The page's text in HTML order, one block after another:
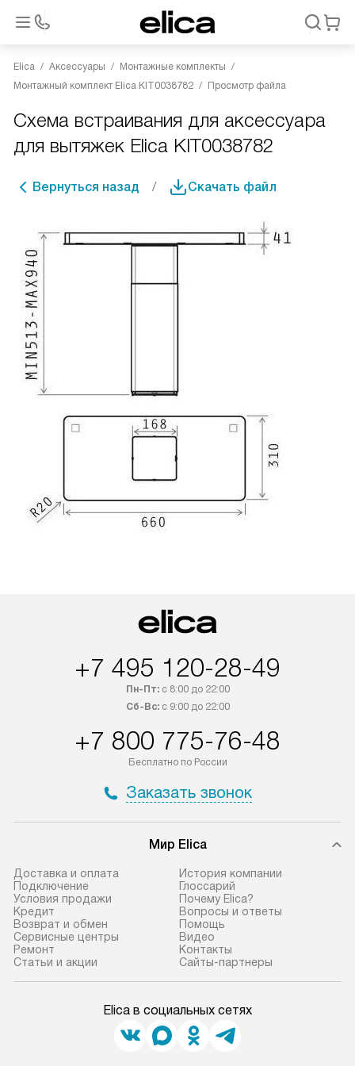
Elica Аксессуары
Монтажные комплекты
Монтажный комплект Elica KIT0038782
Просмотр файла
Схема встраивания для аксессуара
для вытяжек Elica KIT0038782
Вернуться назад Скачать файл
+7 495 120-28-49
Пн-Пт:с 8:00 до 22:00
Сб-Вс:с 9:00 до 22:00
+7 800 775-76-48
Бесплатно по России
Заказать звонок
Мир Elica
Доставка и оплата
Подключение
Условия продажи
Кредит
Возврат и обмен
Сервисные центры
Ремонт
Статьи и акции
История компании
Глоссарий
Почему Elica?
Вопросы и ответы
Помощь
Видео
Контакты
Сайты-партнеры
Elica в социальных сетях